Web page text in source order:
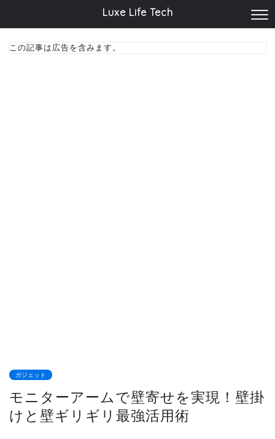
Luxe Life Tech
この記事は広告を含みます。
ガジェット
モニターアームで壁寄せを実現！壁掛
けと壁ギリギリ最強活用術